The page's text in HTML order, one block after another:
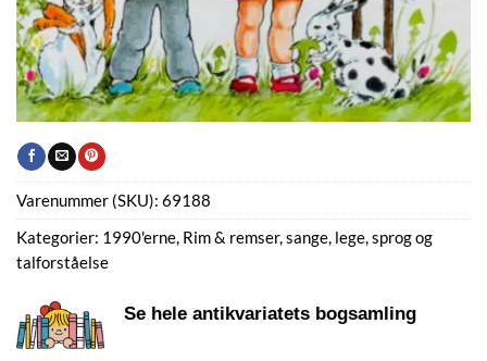
Varenummer (SKU): 69188
Kategorier: 1990'erne, Rim & remser, sange, lege, sprog og
talforståelse
Se hele antikvariatets bogsamling